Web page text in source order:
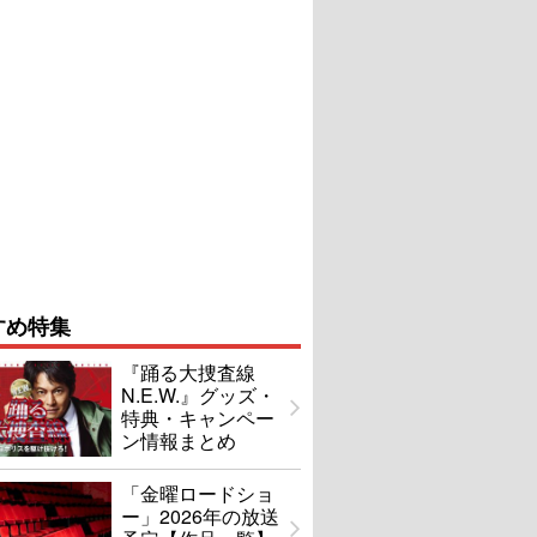
特集
『踊る大捜査線
N.E.W.』グッズ・
特典・キャンペー
ン情報まとめ
「金曜ロードショ
ー」2026年の放送